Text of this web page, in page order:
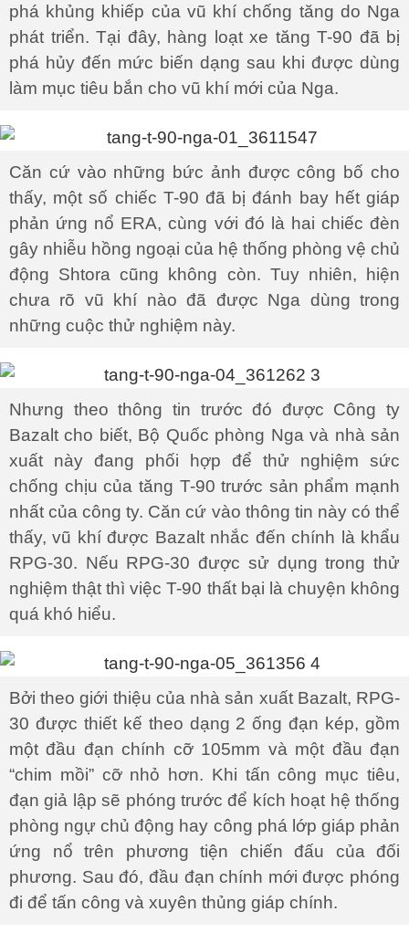
phá khủng khiếp của vũ khí chống tăng do Nga
phát triển. Tại đây, hàng loạt xe tăng T-90 đã bị
phá hủy đến mức biến dạng sau khi được dùng
làm mục tiêu bắn cho vũ khí mới của Nga.
Căn cứ vào những bức ảnh được công bố cho
thấy, một số chiếc T-90 đã bị đánh bay hết giáp
phản ứng nổ ERA, cùng với đó là hai chiếc đèn
gây nhiễu hồng ngoại của hệ thống phòng vệ chủ
động Shtora cũng không còn. Tuy nhiên, hiện
chưa rõ vũ khí nào đã được Nga dùng trong
những cuộc thử nghiệm này.
Nhưng theo thông tin trước đó được Công ty
Bazalt cho biết, Bộ Quốc phòng Nga và nhà sản
xuất này đang phối hợp để thử nghiệm sức
chống chịu của tăng T-90 trước sản phẩm mạnh
nhất của công ty. Căn cứ vào thông tin này có thể
thấy, vũ khí được Bazalt nhắc đến chính là khẩu
RPG-30. Nếu RPG-30 được sử dụng trong thử
nghiệm thật thì việc T-90 thất bại là chuyện không
quá khó hiểu.
Bởi theo giới thiệu của nhà sản xuất Bazalt, RPG-
30 được thiết kế theo dạng 2 ống đạn kép, gồm
một đầu đạn chính cỡ 105mm và một đầu đạn
“chim mồi” cỡ nhỏ hơn. Khi tấn công mục tiêu,
đạn giả lập sẽ phóng trước để kích hoạt hệ thống
phòng ngự chủ động hay công phá lớp giáp phản
ứng nổ trên phương tiện chiến đấu của đối
phương. Sau đó, đầu đạn chính mới được phóng
đi để tấn công và xuyên thủng giáp chính.